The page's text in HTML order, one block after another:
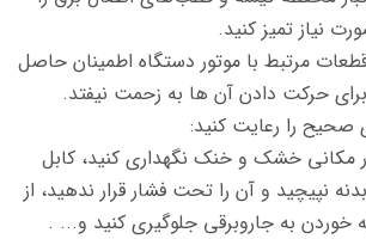
نیاز تمیز کنید.
مرتبط با موتور دستگاه اطمینان حاصل
برای حرکت دادن آن ها به زحمت نیفتد.
صحیح را رعایت کنید:
مکانی خشک و خنک نگهداری کنید، کابل
نپیچید و آن را تحت فشار قرار ندهید، از
خوردن به جاروبرقی جلوگیری کنید و... .